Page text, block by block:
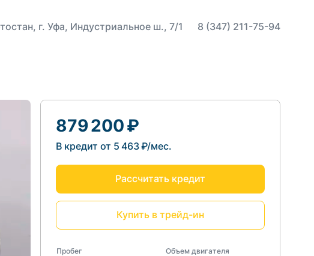
г. Уфа, Индустриальное ш., 7/1 8 (347) 211-75-94
879 200 ₽
В кредит от 5 463 ₽/мес.
Рассчитать кредит
Купить в трейд-ин
Пробег Объем двигателя